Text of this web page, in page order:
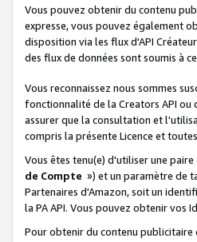
Vous pouvez obtenir du contenu
expresse, vous pouvez également
disposition via les flux d'API
des flux de données sont soumis à
Vous reconnaissez nous sommes
fonctionnalité de la Creators API ou
assurer que la consultation et
compris la présente Licence et
Vous êtes tenu(e) d'utiliser une
de Compte ») et un paramètre de
Partenaires d'Amazon, soit un
la PA API. Vous pouvez obtenir vos
Pour obtenir du contenu publicitaire